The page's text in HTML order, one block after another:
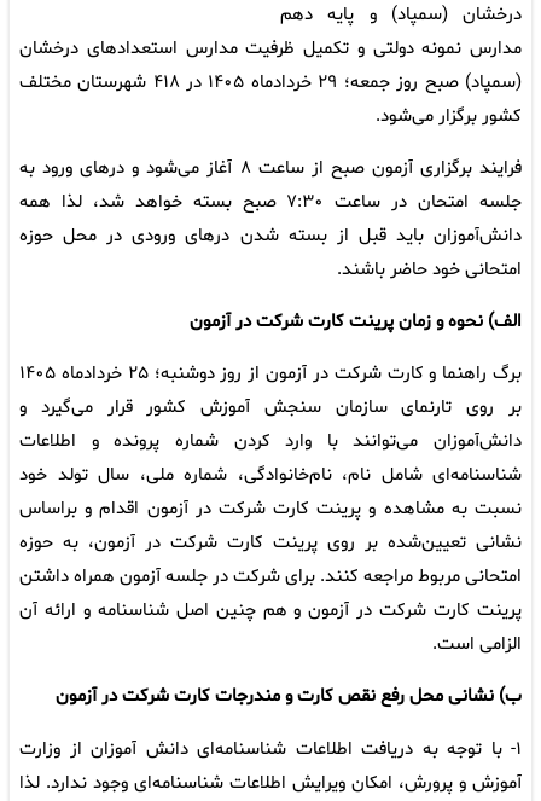
درخشان (سمپاد) و پایه دهم
مدارس نمونه دولتی و تکمیل ظرفیت مدارس استعدادهای درخشان
(سمپاد) صبح روز جمعه؛ ۲۹ خردادماه ۱۴۰۵ در ۴۱۸ شهرستان مختلف
کشور برگزار می‌شود.
فرایند برگزاری آزمون صبح از ساعت ۸ آغاز می‌شود و درهای ورود به
جلسه امتحان در ساعت ۷:۳۰ صبح بسته خواهد شد، لذا همه
دانش‌آموزان باید قبل از بسته شدن درهای ورودی در محل حوزه
امتحانی خود حاضر باشند.
الف) نحوه‌ و زمان پرینت کارت شرکت در آزمون
برگ راهنما و کارت شرکت در آزمون از روز دوشنبه؛ ۲۵ خردادماه ۱۴۰۵
بر روی تارنمای سازمان سنجش آموزش کشور قرار می‌گیرد و
دانش‌آموزان می‌توانند با وارد کردن شماره پرونده و اطلاعات
شناسنامه‌ای شامل نام، نام‌خانوادگی، شماره ملی، سال تولد خود
نسبت به مشاهده و پرینت کارت شرکت در آزمون اقدام و براساس
نشانی تعیین‌شده بر روی پرینت کارت شرکت در آزمون، به حوزه
امتحانی مربوط مراجعه کنند. برای شرکت در جلسه آزمون همراه داشتن
پرینت کارت شرکت در آزمون و هم چنین اصل شناسنامه و ارائه آن
الزامی است.
ب) نشانی محل‌ رفع نقص کارت و مندرجات کارت شرکت در آزمون
۱- با توجه به دریافت اطلاعات شناسنامه‌ای دانش آموزان از وزارت
آموزش و پرورش، امکان ویرایش اطلاعات شناسنامه‌ای وجود ندارد. لذا